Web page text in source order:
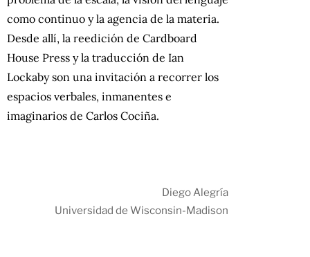
como continuo y la agencia de la materia.
Desde allí, la reedición de Cardboard
House Press y la traducción de Ian
Lockaby son una invitación a recorrer los
espacios verbales, inmanentes e
imaginarios de Carlos Cociña.
Diego Alegría
Universidad de Wisconsin-Madison